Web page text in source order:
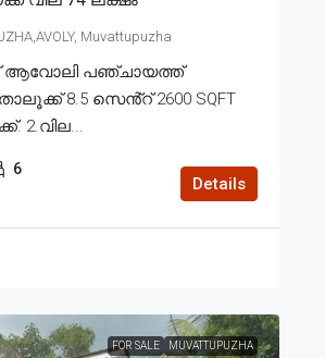
Muvattupuzha
ആവോലി പഞ്ചായത്ത്
8.5 സെൻ്റ് 2600 SQFT
2.വില...
6
Details
FOR SALE MUVATTUPUZHA